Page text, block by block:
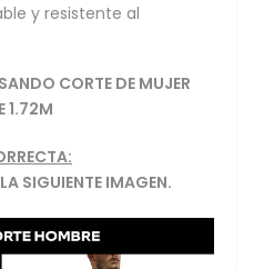
y resistente al
CORTE DE MUJER
1.72M
SIGUIENTE IMAGEN.